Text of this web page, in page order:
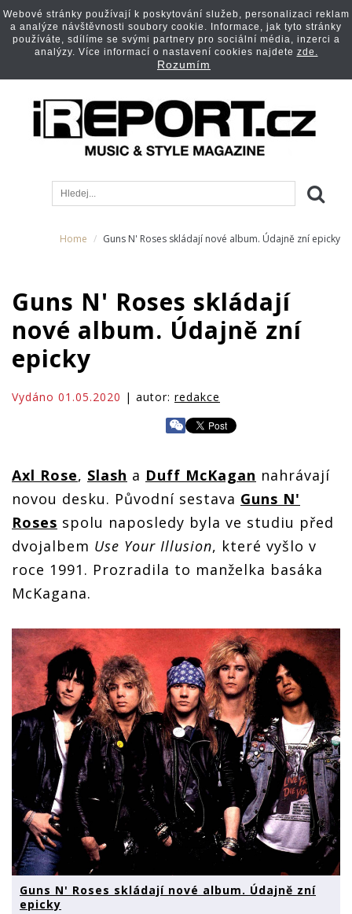
Home Guns N' Roses skládají nové album. Údajně zní epicky
Guns N' Roses skládají
nové album. Údajně zní
epicky
Vydáno 01.05.2020 | autor: redakce
Axl Rose, Slash a Duff McKagan nahrávají
novou desku. Původní sestava Guns N'
Roses spolu naposledy byla ve studiu před
dvojalbem Use Your Illusion, které vyšlo v
roce 1991. Prozradila to manželka basáka
McKagana.
Guns N' Roses skládají nové album. Údajně zní
epicky
Webové stránky používají k poskytování služeb, personalizaci reklam
a analýze návštěvnosti soubory cookie. Informace, jak tyto stránky
používáte, sdílíme se svými partnery pro sociální média, inzerci a
analýzy. Více informací o nastavení cookies najdete zde.
Rozumím